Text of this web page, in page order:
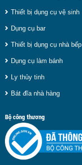
Thiết bị dụng cụ vệ sinh
Dụng cụ bar
Thiết bị dụng cụ nhà bếp
Dụng cụ làm bánh
Ly thủy tinh
Bát đĩa nhà hàng
Bộ công thương